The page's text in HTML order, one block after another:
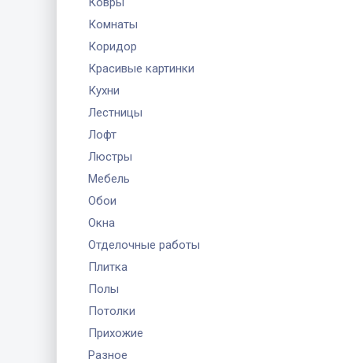
Комнаты
Коридор
Красивые картинки
Кухни
Лестницы
Лофт
Люстры
Мебель
Обои
Окна
Отделочные работы
Плитка
Полы
Потолки
Прихожие
Разное